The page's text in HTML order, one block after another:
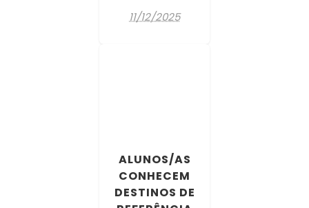
11/12/2025
ALUNOS/AS
CONHECEM
DESTINOS DE